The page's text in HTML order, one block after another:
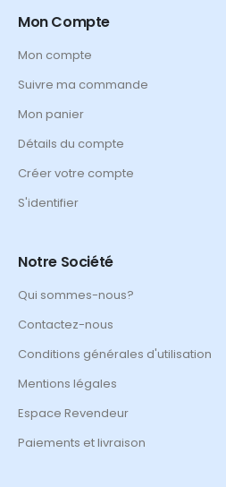
Mon Compte
Mon compte
Suivre ma commande
Mon panier
Détails du compte
Créer votre compte
S'identifier
Notre Société
Qui sommes-nous?
Contactez-nous
Conditions générales d'utilisation
Mentions légales
Espace Revendeur
Paiements et livraison